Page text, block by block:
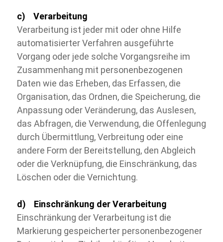
c) Verarbeitung
Verarbeitung ist jeder mit oder ohne Hilfe
automatisierter Verfahren ausgeführte
Vorgang oder jede solche Vorgangsreihe im
Zusammenhang mit personenbezogenen
Daten wie das Erheben, das Erfassen, die
Organisation, das Ordnen, die Speicherung, die
Anpassung oder Veränderung, das Auslesen,
das Abfragen, die Verwendung, die Offenlegung
durch Übermittlung, Verbreitung oder eine
andere Form der Bereitstellung, den Abgleich
oder die Verknüpfung, die Einschränkung, das
Löschen oder die Vernichtung.
d) Einschränkung der Verarbeitung
Einschränkung der Verarbeitung ist die
Markierung gespeicherter personenbezogener